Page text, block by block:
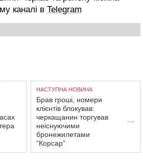
каналі в Telegram
НАСТУПНА НОВИНА
Брав гроші, номери
клієнтів блокував:
черкащанин торгував
неіснуючими
бронежилетами
“Корсар”